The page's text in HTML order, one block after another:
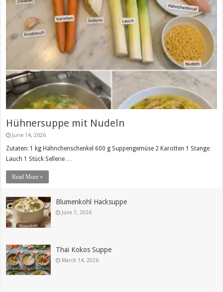
Hühnersuppe mit Nudeln
June 14, 2026
Zutaten: 1 kg Hähnchenschenkel 600 g Suppengemüse 2 Karotten 1 Stange
Lauch 1 Stück Sellerie …
Read More »
Blumenkohl Hacksuppe
June 7, 2026
Thai Kokos Suppe
March 14, 2026